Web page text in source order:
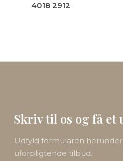
4018 2912
Skriv til os og få
Udfyld formularen
uforpligtende tilbud.